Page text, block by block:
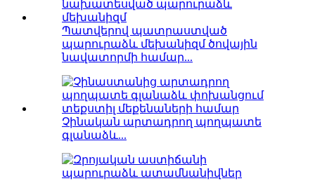
Պատվերով պատրաստված
պարուրաձև մեխանիզմ ծովային
նավատորմի համար...
Չինական արտադրող պողպատե
գլանաձև...